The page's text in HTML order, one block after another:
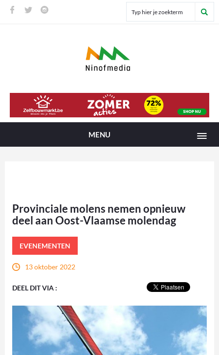
MENU
Provinciale molens nemen opnieuw
deel aan Oost-Vlaamse molendag
EVENEMENTEN
13 oktober 2022
DEEL DIT VIA :